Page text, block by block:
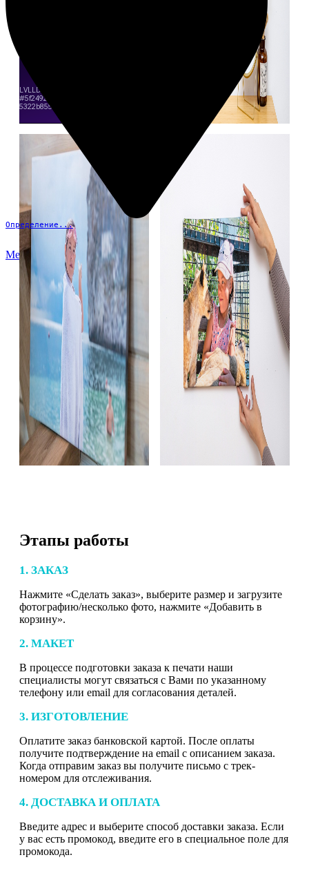
Определение...
Меню
Этапы работы
1. ЗАКАЗ
Нажмите «Сделать заказ», выберите размер и загрузите
фотографию/несколько фото, нажмите «Добавить в
корзину».
2. МАКЕТ
В процессе подготовки заказа к печати наши
специалисты могут связаться с Вами по указанному
телефону или email для согласования деталей.
3. ИЗГОТОВЛЕНИЕ
Оплатите заказ банковской картой. После оплаты
получите подтверждение на email с описанием заказа.
Когда отправим заказ вы получите письмо с трек-
номером для отслеживания.
4. ДОСТАВКА И ОПЛАТА
Введите адрес и выберите способ доставки заказа. Если
у вас есть промокод, введите его в специальное поле для
промокода.